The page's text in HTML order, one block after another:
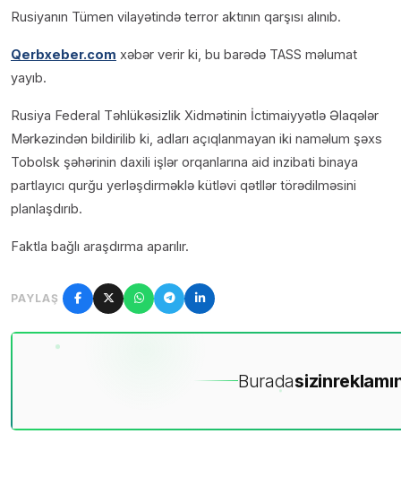
Rusiyanın Tümen vilayətində terror aktının qarşısı alınıb.
Qerbxeber.com xəbər verir ki, bu barədə TASS məlumat
yayıb.
Rusiya Federal Təhlükəsizlik Xidmətinin İctimaiyyətlə Əlaqələr
Mərkəzindən bildirilib ki, adları açıqlanmayan iki naməlum şəxs
Tobolsk şəhərinin daxili işlər orqanlarına aid inzibati binaya
partlayıcı qurğu yerləşdirməklə kütləvi qətllər törədilməsini
planlaşdırıb.
Faktla bağlı araşdırma aparılır.
PAYLAŞ
Buradasizin